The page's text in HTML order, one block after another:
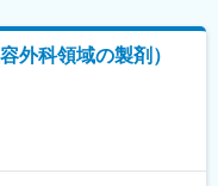
外科領域の製剤）